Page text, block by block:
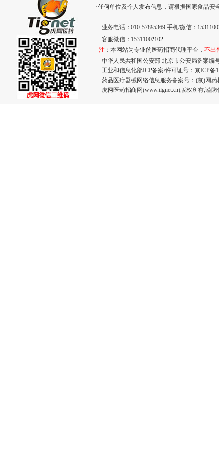
·任何单位及个人发布信息，请根据国家食品
业务电话：010-57895369 手机/微信：
客服微信：15311002102
注 ：本网站为专业的医药招商代理平台， 不出
中华人民共和国公安部 北京市公安局备案编
工业和信息化部ICP备案/许可证号： 京ICP备
药品医疗器械网络信息服务备案号：(京)网药
虎网医药招商网(www.tignet.cn)版权所有,谨防